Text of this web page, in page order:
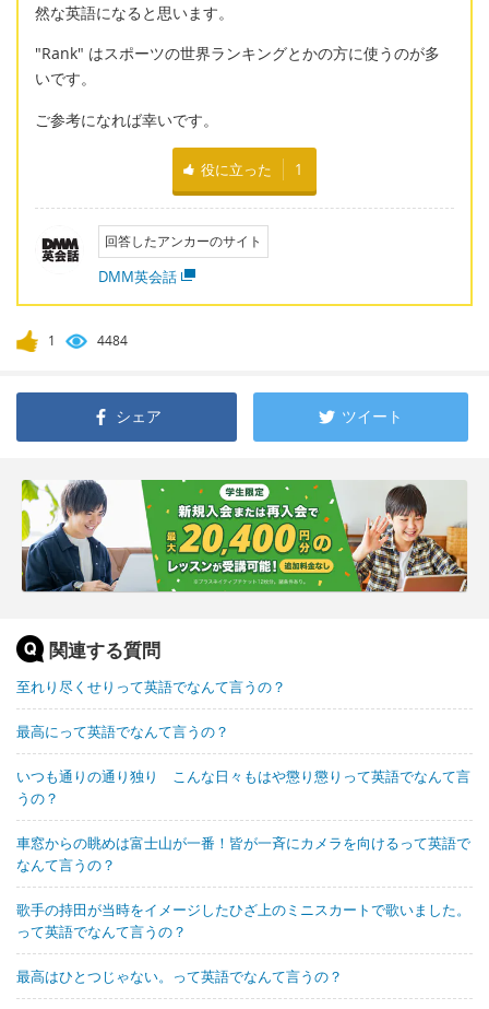
然な英語になると思います。
"Rank" はスポーツの世界ランキングとかの方に使うのが多
いです。
ご参考になれば幸いです。
役に立った 1
回答したアンカーのサイト
DMM英会話
1 4484
シェア ツイート
関連する質問
至れり尽くせりって英語でなんて言うの？
最高にって英語でなんて言うの？
いつも通りの通り独り こんな日々もはや懲り懲りって英語でなんて言
うの？
車窓からの眺めは富士山が一番！皆が一斉にカメラを向けるって英語で
なんて言うの？
歌手の持田が当時をイメージしたひざ上のミニスカートで歌いました。
って英語でなんて言うの？
最高はひとつじゃない。って英語でなんて言うの？